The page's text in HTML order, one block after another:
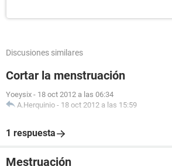
Discusiones similares
Cortar la menstruación
Yoeysix - 18 oct 2012 a las 06:34
A.Herquinio - 18 oct 2012 a las 15:59
1 respuesta
Mestruación